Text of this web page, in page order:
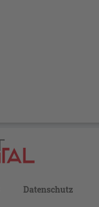
Datenschutz